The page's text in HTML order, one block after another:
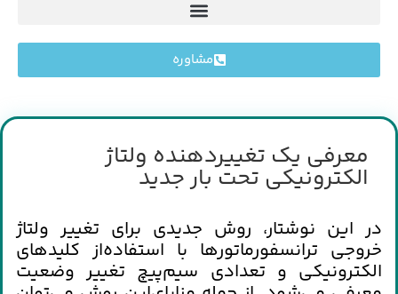
مشاوره
معرفي يك تغييردهنده ولتاژ
الكترونيكي تحت بار جديد
در اين‌ نوشتار، روش‌ جديدي‌ براي‌ تغيير ولتاژ
خروجي‌ ترانسفورماتورها با استفاده‌از كليدهاي‌
الكترونيكي‌ و تعدادي‌ سيم‌پيچ‌ تغيير وضعيت‌